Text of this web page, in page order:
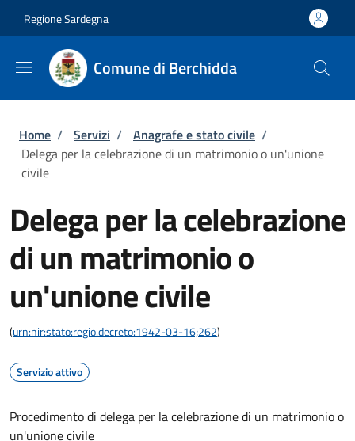
Regione Sardegna
Comune di Berchidda
Briciole di pane
Home / Servizi / Anagrafe e stato civile /
Delega per la celebrazione di un matrimonio o un'unione
civile
Delega per la celebrazione
di un matrimonio o
un'unione civile
(urn:nir:stato:regio.decreto:1942-03-16;262)
Servizio attivo
Procedimento di delega per la celebrazione di un matrimonio o
un'unione civile